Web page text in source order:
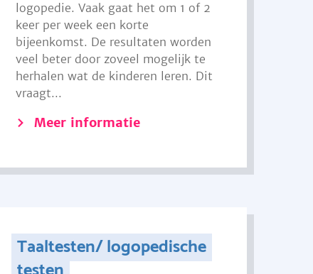
logopedie. Vaak gaat het om 1 of 2
keer per week een korte
bijeenkomst. De resultaten worden
veel beter door zoveel mogelijk te
herhalen wat de kinderen leren. Dit
vraagt...
Meer informatie
Taaltesten/ logopedische